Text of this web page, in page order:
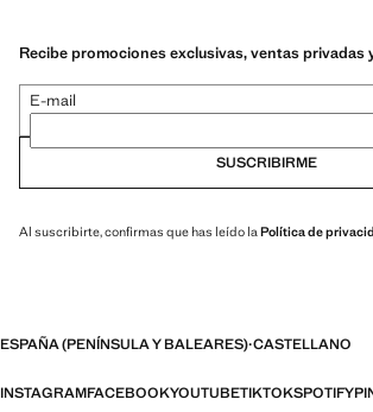
Recibe promociones exclusivas, ventas privadas
E-mail
SUSCRIBIRME
Al suscribirte, confirmas que has leído la Política de
ESPAÑA (PENÍNSULA Y BALEARES)·CASTELLANO
INSTAGRAMFACEBOOKYOUTUBETIKTOKSPOTIFY